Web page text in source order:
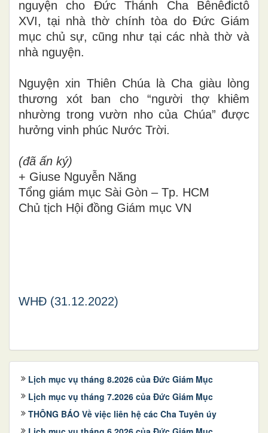
nguyện cho Đức Thánh Cha Bênêđictô
XVI, tại nhà thờ chính tòa do Đức Giám
mục chủ sự, cũng như tại các nhà thờ và
nhà nguyện.
Nguyện xin Thiên Chúa là Cha giàu lòng
thương xót ban cho “người thợ khiêm
nhường trong vườn nho của Chúa” được
hưởng vinh phúc Nước Trời.
(đã ấn ký)
+ Giuse Nguyễn Năng
Tổng giám mục Sài Gòn – Tp. HCM
Chủ tịch Hội đồng Giám mục VN
WHĐ (31.12.2022)
Lịch mục vụ tháng 8.2026 của Đức Giám Mục
Lịch mục vụ tháng 7.2026 của Đức Giám Mục
THÔNG BÁO Về việc liên hệ các Cha Tuyên úy